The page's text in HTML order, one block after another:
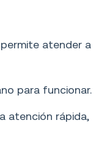
atender a
para funcionar.
atención rápida,